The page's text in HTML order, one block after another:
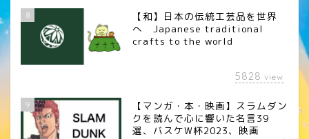
8
【和】日本の伝統工芸品を世界
へ Japanese traditional
crafts to the world
5828 view
9
【マンガ・本・映画】スラムダン
クを読んで心に響いた名言39
選、バスケW杯2023、映画